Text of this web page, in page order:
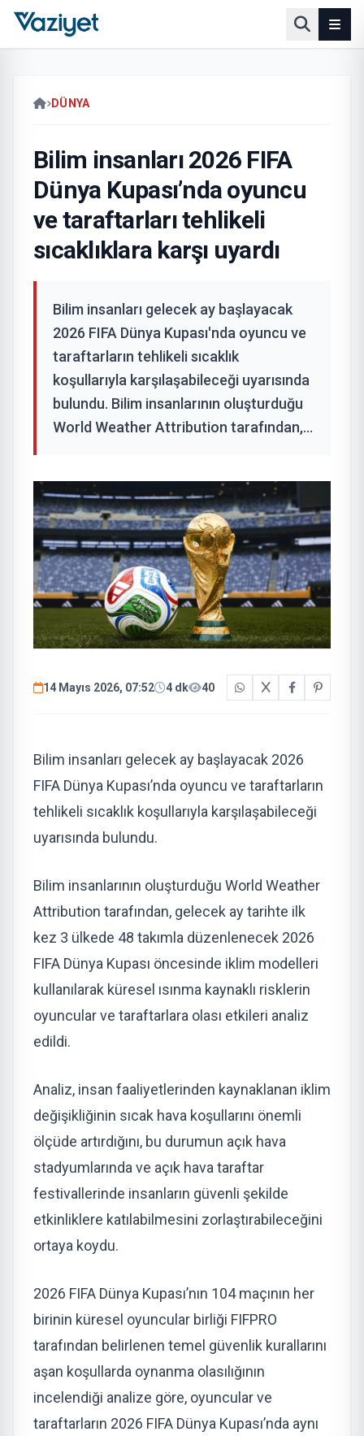
DÜNYA
Bilim insanları 2026 FIFA
Dünya Kupası’nda oyuncu
ve taraftarları tehlikeli
sıcaklıklara karşı uyardı
Bilim insanları gelecek ay başlayacak
2026 FIFA Dünya Kupası'nda oyuncu ve
taraftarların tehlikeli sıcaklık
koşullarıyla karşılaşabileceği uyarısında
bulundu. Bilim insanlarının oluşturduğu
World Weather Attribution tarafından,...
14 Mayıs 2026, 07:52 4 dk 40
Bilim insanları gelecek ay başlayacak 2026
FIFA Dünya Kupası’nda oyuncu ve taraftarların
tehlikeli sıcaklık koşullarıyla karşılaşabileceği
uyarısında bulundu.
Bilim insanlarının oluşturduğu World Weather
Attribution tarafından, gelecek ay tarihte ilk
kez 3 ülkede 48 takımla düzenlenecek 2026
FIFA Dünya Kupası öncesinde iklim modelleri
kullanılarak küresel ısınma kaynaklı risklerin
oyuncular ve taraftarlara olası etkileri analiz
edildi.
Analiz, insan faaliyetlerinden kaynaklanan iklim
değişikliğinin sıcak hava koşullarını önemli
ölçüde artırdığını, bu durumun açık hava
stadyumlarında ve açık hava taraftar
festivallerinde insanların güvenli şekilde
etkinliklere katılabilmesini zorlaştırabileceğini
ortaya koydu.
2026 FIFA Dünya Kupası’nın 104 maçının her
birinin küresel oyuncular birliği FIFPRO
tarafından belirlenen temel güvenlik kurallarını
aşan koşullarda oynanma olasılığının
incelendiği analize göre, oyuncular ve
taraftarların 2026 FIFA Dünya Kupası’nda aynı